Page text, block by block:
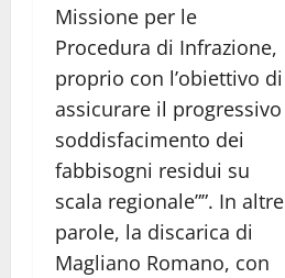
Missione per le
Procedura di Infrazione,
proprio con l’obiettivo di
assicurare il progressivo
soddisfacimento dei
fabbisogni residui su
scala regionale””. In altre
parole, la discarica di
Magliano Romano, con